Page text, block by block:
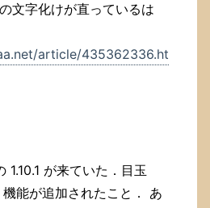
文字化けが直っているは
article/435362336.ht
1.10.1 が来ていた．目玉
能が追加されたこと． あ